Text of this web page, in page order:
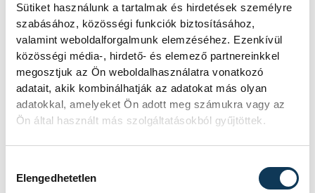
Sütiket használunk a tartalmak és hirdetések személyre
szabásához, közösségi funkciók biztosításához,
valamint weboldalforgalmunk elemzéséhez. Ezenkívül
közösségi média-, hirdető- és elemező partnereinkkel
megosztjuk az Ön weboldalhasználatra vonatkozó
adatait, akik kombinálhatják az adatokat más olyan
adatokkal, amelyeket Ön adott meg számukra vagy az
Ön által használt más szolgáltatásokból gyűjtöttek.
Elengedhetetlen
TOVÁBBI CIKKEK
KULTÚRA
A lelet önmagában még
nem történet – Felber